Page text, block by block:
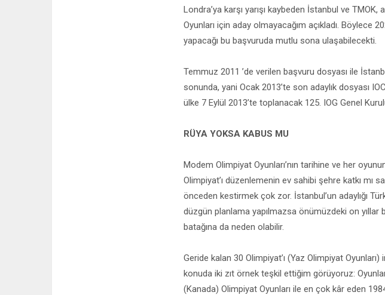
Londra’ya karşı yarışı kaybeden İstanbul ve
Oyunları için aday olmayacağım açıkladı. Böylece
yapacağı bu başvuruda mutlu sona ulaşabilecekti.
Temmuz 2011 ’de verilen başvuru dosyası ile
sonunda, yani Ocak 2013’te son adaylık dosyası
ülke 7 Eylül 2013’te toplanacak 125. IOG Genel
RÜYA YOKSA KABUS MU
Modem Olimpiyat Oyunları’nın tarihine ve her
Olimpiyat’ı düzenlemenin ev sahibi şehre katkı mı
önceden kestirmek çok zor. İstanbul’un adaylığı
düzgün planlama yapılmazsa önümüzdeki on
batağına da neden olabilir.
Geride kalan 30 Olimpiyat’ı (Yaz Olimpiyat
konuda iki zıt örnek teşkil ettiğim görüyoruz:
(Kanada) Olimpiyat Oyunları ile en çok kâr eden